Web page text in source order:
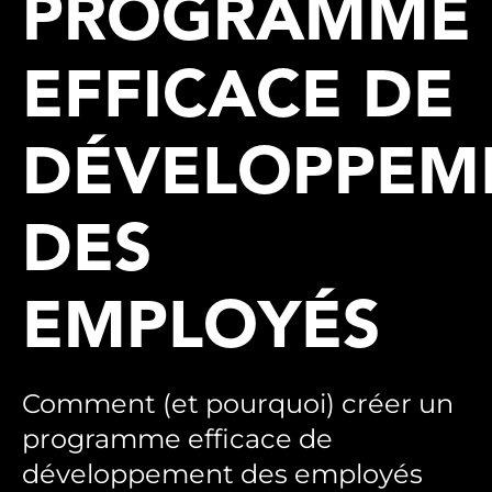
PROGRAMME
EFFICACE DE
DES
EMPLOYÉS
Comment (et pourquoi) créer un
programme efficace de
développement des employés